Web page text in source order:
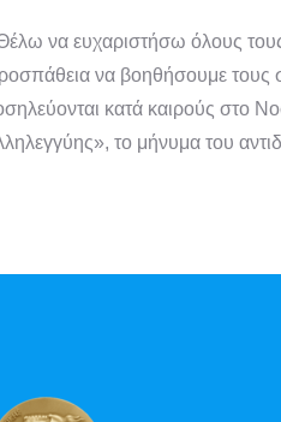
να ευχαριστήσω όλους
να βοηθήσουμε τους
κατά καιρούς στο
το μήνυμα του